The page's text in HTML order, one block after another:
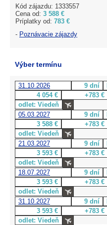
Kód zájazdu: 1333557
Cena od: 3 588 €
Príplatky od: 783 €
- Poznávacie zájazdy
Výber termínu
31.10.2026 9 dní
4 054 €
+783 €
odlet: Viedeň
05.03.2027
9 dní
3 588 €
+783 €
odlet: Viedeň
21.03.2027
9 dní
3 593 €
+783 €
odlet: Viedeň
18.07.2027
9 dní
3 593 €
+783 €
odlet: Viedeň
31.10.2027
9 dní
3 593 €
+783 €
odlet: Viedeň